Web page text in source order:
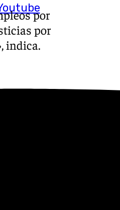
por
por
indica.
el